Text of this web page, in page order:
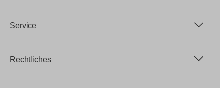
Service
Rechtliches